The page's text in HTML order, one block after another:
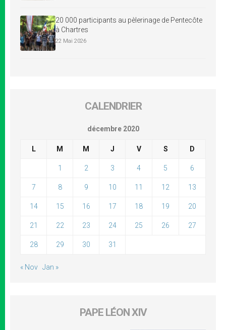
20 000 participants au pèlerinage de Pentecôte
à Chartres
22 Mai 2026
CALENDRIER
décembre 2020
L M M J V S D
1 2 3 4 5 6
7 8 9 10 11 12 13
14 15 16 17 18 19 20
21 22 23 24 25 26 27
28 29 30 31
« Nov Jan »
PAPE LÉON XIV